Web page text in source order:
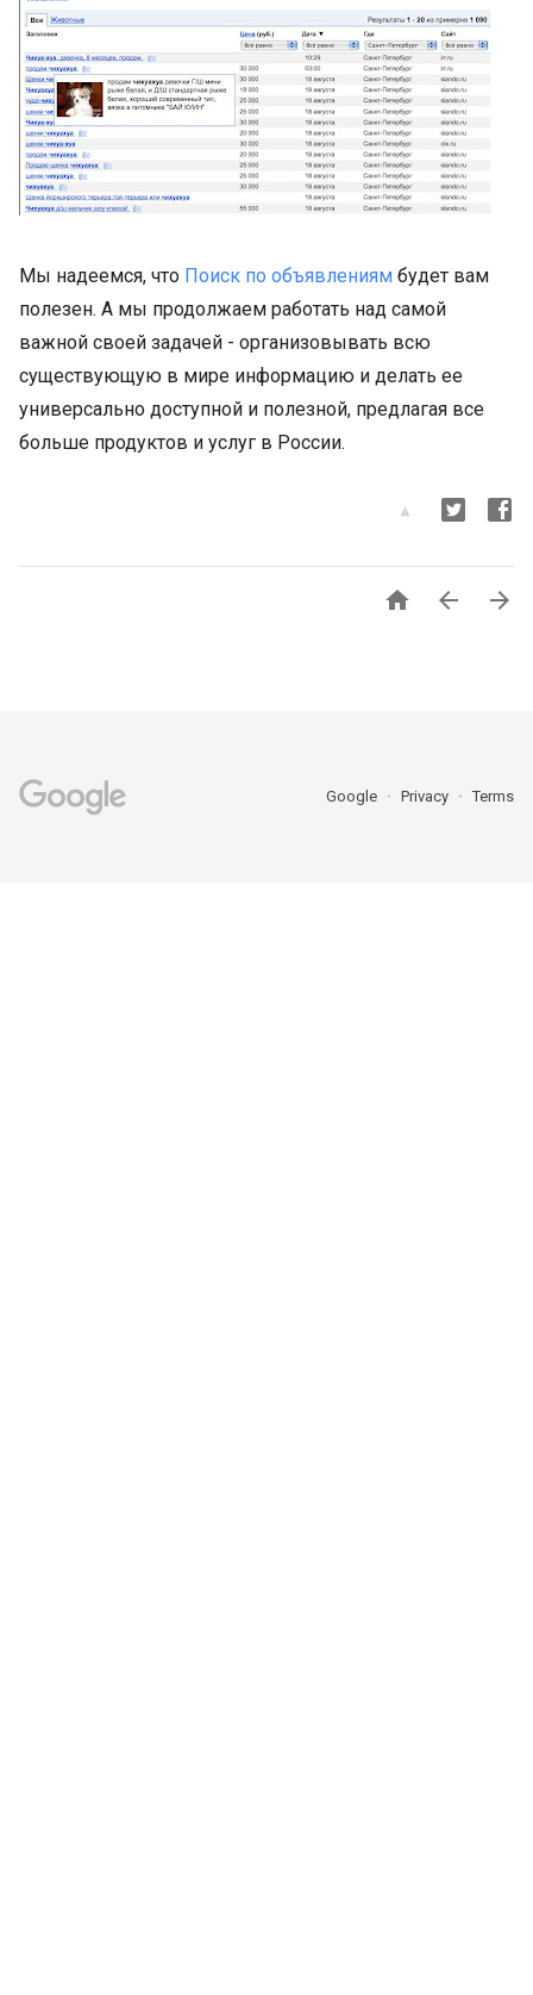
Мы надеемся, что Поиск по объявлениям будет вам
полезен. А мы продолжаем работать над самой
важной своей задачей - организовывать всю
существующую в мире информацию и делать ее
универсально доступной и полезной, предлагая все
больше продуктов и услуг в России.
  
Google Privacy Terms